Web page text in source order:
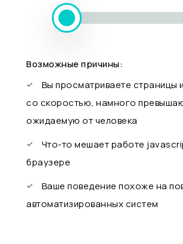
Возможные причины:
Вы просматриваете страницы
со скоростью, намного
ожидаемую от человека
Что-то мешает работе
браузере
Ваше поведение похоже на
автоматизированных систем